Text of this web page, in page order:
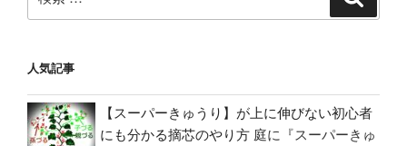
潔
の
人
必
見！
索:
人気記事
【スーパーきゅうり】が上に伸びない初心者
にも分かる摘芯のやり方 庭に『スーパーきゅ